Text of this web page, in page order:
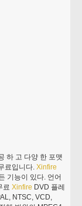
하 고 다양 한 포맷
료입니다.Xinfire
기능이 있다. 언어
료Xinfire DVD 플레
NTSC, VCD,